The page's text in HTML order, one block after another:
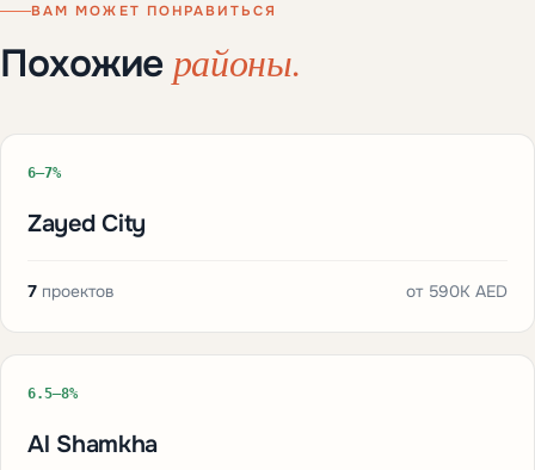
ВАМ МОЖЕТ ПОНРАВИТЬСЯ
Похожие районы.
6–7%
Zayed City
7 проектов от 590K AED
6.5–8%
Al Shamkha